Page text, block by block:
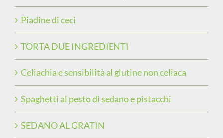
Piadine di ceci
TORTA DUE INGREDIENTI
Celiachia e sensibilità al glutine non celiaca
Spaghetti al pesto di sedano e pistacchi
SEDANO AL GRATIN